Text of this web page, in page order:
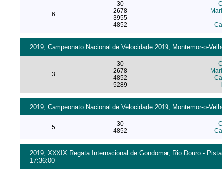
6
30
2678
3955
4852
2019, Campeonato Nacional de Velocidade 2019, Montemor-o-
3
30
2678
4852
5289
2019, Campeonato Nacional de Velocidade 2019, Montemor-o-
5
30
4852
2019, XXXIX Regata Internacional de Gondomar, Rio Douro -
17:36:00